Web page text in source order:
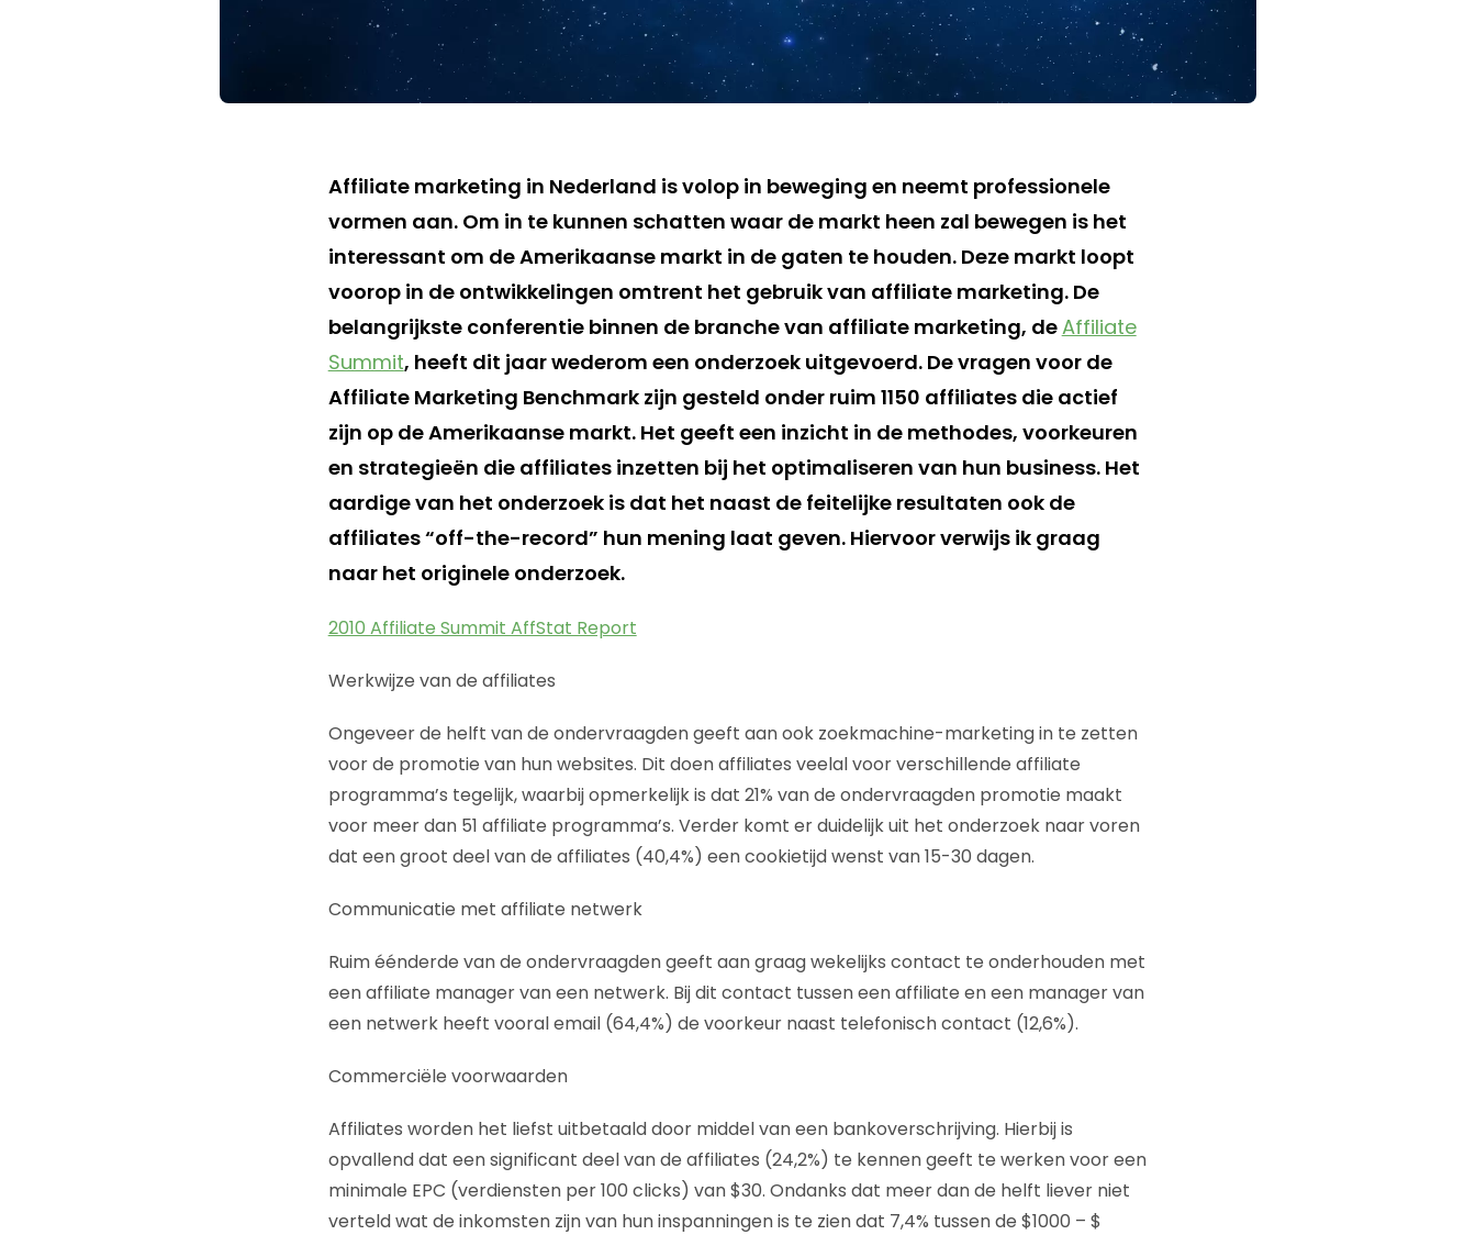
Affiliate marketing in Nederland is volop in beweging en neemt professionele
vormen aan. Om in te kunnen schatten waar de markt heen zal bewegen is het
interessant om de Amerikaanse markt in de gaten te houden. Deze markt loopt
voorop in de ontwikkelingen omtrent het gebruik van affiliate marketing. De
belangrijkste conferentie binnen de branche van affiliate marketing, deAffiliate
Summit, heeft dit jaar wederom een onderzoek uitgevoerd. De vragen voor de
Affiliate Marketing Benchmark zijn gesteld onder ruim 1150 affiliates die actief
zijn op de Amerikaanse markt. Het geeft een inzicht in de methodes, voorkeuren
en strategieën die affiliates inzetten bij het optimaliseren van hun business. Het
aardige van het onderzoek is dat het naast de feitelijke resultaten ook de
affiliates “off-the-record” hun mening laat geven. Hiervoor verwijs ik graag
naar het originele onderzoek.
2010 Affiliate Summit AffStat Report
Werkwijze van de affiliates
Ongeveer de helft van de ondervraagden geeft aan ook zoekmachine-marketing in te zetten
voor de promotie van hun websites. Dit doen affiliates veelal voor verschillende affiliate
programma’s tegelijk, waarbij opmerkelijk is dat 21% van de ondervraagden promotie maakt
voor meer dan 51 affiliate programma’s. Verder komt er duidelijk uit het onderzoek naar voren
dat een groot deel van de affiliates (40,4%) een cookietijd wenst van 15-30 dagen.
Communicatie met affiliate netwerk
Ruim éénderde van de ondervraagden geeft aan graag wekelijks contact te onderhouden met
een affiliate manager van een netwerk. Bij dit contact tussen een affiliate en een manager van
een netwerk heeft vooral email (64,4%) de voorkeur naast telefonisch contact (12,6%).
Commerciële voorwaarden
Affiliates worden het liefst uitbetaald door middel van een bankoverschrijving. Hierbij is
opvallend dat een significant deel van de affiliates (24,2%) te kennen geeft te werken voor een
minimale EPC (verdiensten per 100 clicks) van $30. Ondanks dat meer dan de helft liever niet
verteld wat de inkomsten zijn van hun inspanningen is te zien dat 7,4% tussen de $1000 – $